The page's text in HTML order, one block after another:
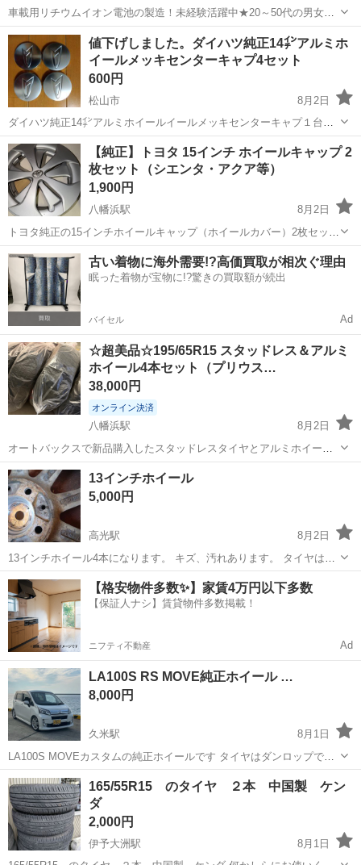
車載用リチウムイオン電池の製造！未経験活躍中★20～50代の男女活
躍中！寮費無料★備品付き1R寮完備！自宅からマイカー通勤OK！無料
駐車場完備◎正社員登用制度あり！《徳島県板野郡松茂町》 人気の工
場のお仕事 ◇車載用リチウ...
徳島 その他
値下げしました。ダイハツ純正14㌅アルミホ
イールメッキセンターキャプ4セット
600円
松山市
8月2日
ダイハツ純正14㌅アルミホイールイールメッキセンターキャプ１台分
セットです。中古品ですけど美品になります。必ず3Nでお願い致しま
す。ご連絡は23時〜7時まではご遠慮ください。
愛媛 松山市 タイヤ、ホイール
【純正】トヨタ 15インチ ホイールキャップ 2
枚セット（シエンタ・アクア等）
1,900円
八幡浜駅
8月2日
トヨタ純正の15インチホイールキャップ（ホイールカバー）2枚セット
です。 予備や、1〜2枚だけ傷ついて交換したい方におすすめです。 メ
ーカー： トヨタ純正 サイズ： 15インチ 枚数： 2枚 状態： 使用に伴
う小傷や...
愛媛 八幡浜市 八幡浜駅 タイヤ、ホイール 15インチ
古い着物に海外需要!?高価買取が相次ぐ理由
眠った着物が宝物に!?驚きの買取額が続出
バイセル Ad
☆超美品☆195/65R15 スタッドレス＆アルミ
ホイール4本セット（プリウス…
38,000円
オンライン決済
八幡浜駅
8月2日
オートバックスで新品購入したスタッドレスタイヤとアルミホイール
の4本セットです。 車乗り換えのためお譲りします。総額7.8万円相当
のセットなのでかなりお得かと思います！ 【タイヤ詳細】 メーカー：
オートバッ...
愛媛 八幡浜市
13インチホイール
5,000円
高光駅
8月2日
13インチホイール4本になります。 キズ、汚れあります。 タイヤは使
えません。 よろしくお願いします
愛媛 大洲市 高光駅 タイヤ、ホイール
【格安物件多数✨】家賃4万円以下多数
【保証人ナシ】賃貸物件多数掲載！
ニフティ不動産 Ad
LA100S RS MOVE純正ホイール …
8,000円
久米駅
8月1日
LA100S MOVEカスタムの純正ホイールです タイヤはダンロップです
が、 タイヤ4本ワイヤー出てます 新しいホイール買う資金にしたいの
で 買って下さいノークレームノーリターンで 話早い人はスタッドレス
セットで3万でいいです！
愛媛 松山市 タイヤ、ホイール ホイール
165/55R15 のタイヤ ２本 中国製 ケン
ダ
2,000円
伊予大洲駅
8月1日